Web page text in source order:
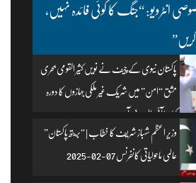
انٹرویو: “جنگ کا کوئی فائدہ نہیں،
پاکستان نیوی کے چیف نے نویں کثیر القومی بحری
مشق “امن” میں شریک غیر ملکی جہازوں کا دورہ
کیا۔ | آئی ایس پی آر
وزیرِ اعظم شہباز شریف کا خطاب | “بریتھ پاکستان”
عالمی ماحولیاتی کانفرنس 07-02-2025